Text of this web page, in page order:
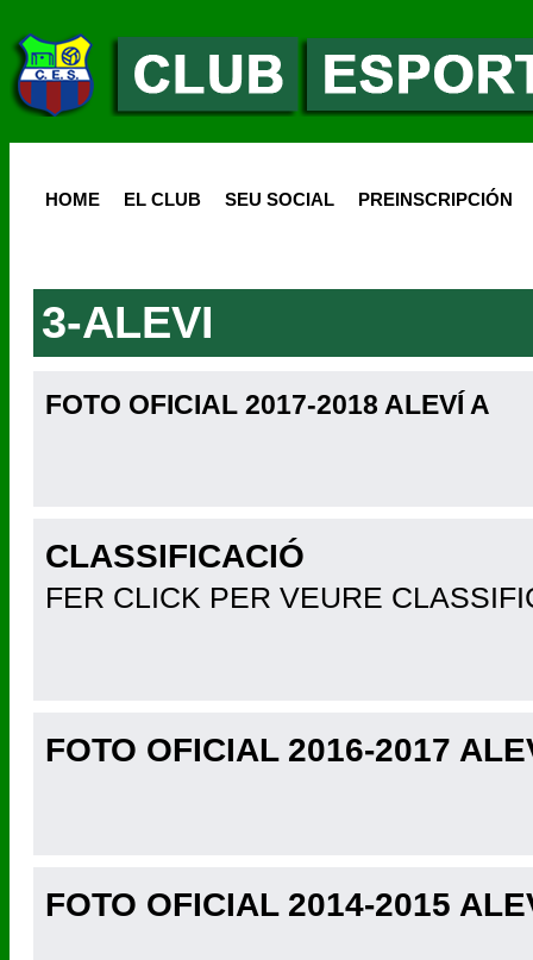
HOME EL CLUB SEU SOCIAL PREINSCRIPCIÓN
3-ALEVI
FOTO OFICIAL 2017-2018 ALEVÍ A
CLASSIFICACIÓ
FER CLICK PER VEURE
FOTO OFICIAL 2016-2017
FOTO OFICIAL 2014-2015